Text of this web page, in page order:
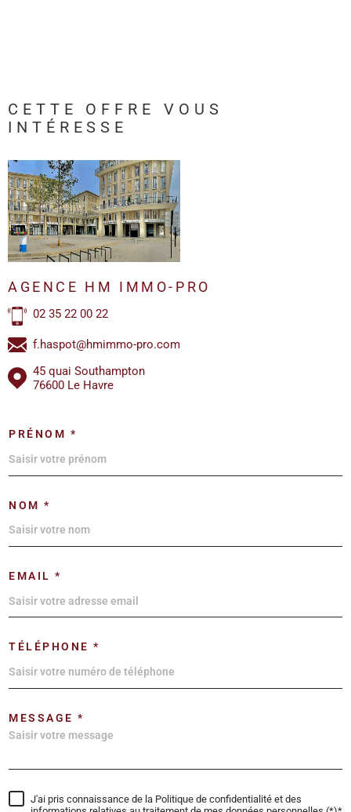
CETTE OFFRE
VOUS
INTÉRESSE
AGENCE HM IMMO-PRO
02 35 22 00 22
f.haspot@hmimmo-pro.com
45 quai Southampton
76600 Le Havre
PRÉNOM *
NOM *
EMAIL *
TÉLÉPHONE *
MESSAGE *
J'ai pris connaissance de la Politique de confidentialité et des